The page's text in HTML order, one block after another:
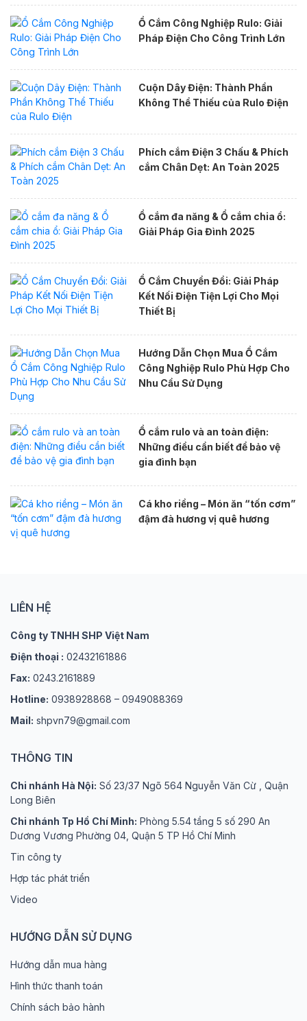
Ổ Cắm Công Nghiệp Rulo: Giải
Pháp Điện Cho Công Trình Lớn
Cuộn Dây Điện: Thành Phần
Không Thể Thiếu của Rulo Điện
Phích cắm Điện 3 Chấu & Phích
cắm Chân Dẹt: An Toàn 2025
Ổ cắm đa năng & Ổ cắm chia ổ:
Giải Pháp Gia Đình 2025
Ổ Cắm Chuyển Đổi: Giải Pháp
Kết Nối Điện Tiện Lợi Cho Mọi
Thiết Bị
Hướng Dẫn Chọn Mua Ổ Cắm
Công Nghiệp Rulo Phù Hợp Cho
Nhu Cầu Sử Dụng
Ổ cắm rulo và an toàn điện:
Những điều cần biết để bảo vệ
gia đình bạn
Cá kho riềng – Món ăn “tốn cơm”
đậm đà hương vị quê hương
LIÊN HỆ
Công ty TNHH SHP Việt Nam
Điện thoại : 02432161886
Fax: 0243.2161889
Hotline: 0938928868 – 0949088369
Mail: shpvn79@gmail.com
THÔNG TIN
Chi nhánh Hà Nội: Số 23/37 Ngõ 564 Nguyễn Văn Cừ , Quận
Long Biên
Chi nhánh Tp Hồ Chí Minh: Phòng 5.54 tầng 5 số 290 An
Dương Vương Phường 04, Quận 5 TP Hồ Chí Minh
Tin công ty
Hợp tác phát triển
Video
HƯỚNG DẪN SỬ DỤNG
Hướng dẫn mua hàng
Hình thức thanh toán
Chính sách bảo hành